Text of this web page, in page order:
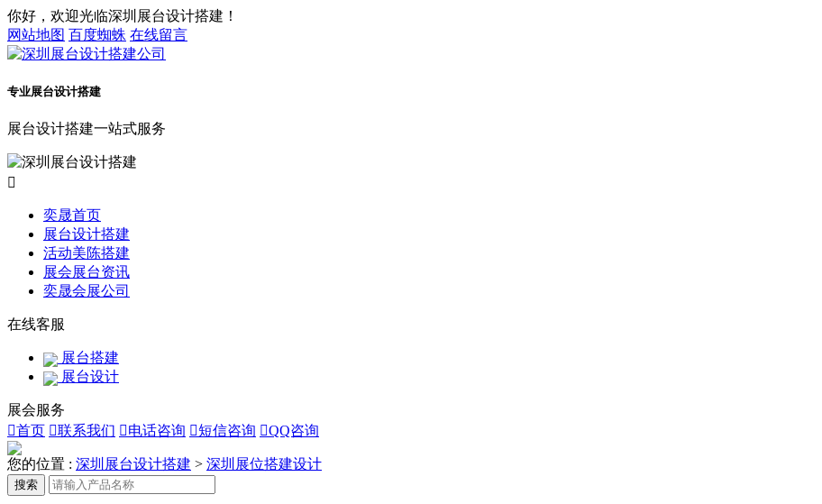
你好，欢迎光临深圳展台设计搭建！
网站地图 百度蜘蛛 在线留言
专业展台设计搭建
展台设计搭建一站式服务

奕晟首页
展台设计搭建
活动美陈搭建
展会展台资讯
奕晟会展公司
在线客服
展台搭建
展台设计
展会服务
首页 联系我们 电话咨询 短信咨询 QQ咨询
您的位置 : 深圳展台设计搭建 > 深圳展位搭建设计
搜索